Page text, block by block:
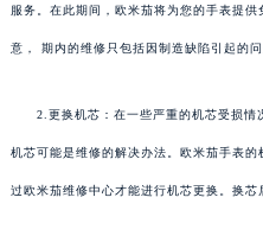
服务。在此期间，欧米茄将为您的手表提
意， 期内的维修只包括因制造缺陷引起的
2.更换机芯：在一些严重的机芯受损情
机芯可能是维修的解决办法。欧米茄手表
过欧米茄维修中心才能进行机芯更换。换芯